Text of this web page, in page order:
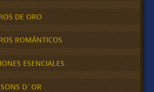
DE ORO
ROMÁNTICOS
ESENCIALES
D´OR